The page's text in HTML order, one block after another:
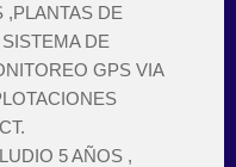
,PLANTAS DE
DE
GPS VIA
5 AÑOS ,